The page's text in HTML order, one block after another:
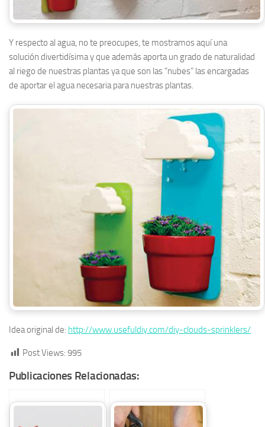
Y respecto al agua, no te preocupes, te mostramos aquí una
solución divertidísima y que además aporta un grado de naturalidad
al riego de nuestras plantas ya que son las “nubes” las encargadas
de aportar el agua necesaria para nuestras plantas.
Idea original de: http://www.usefuldiy.com/diy-clouds-sprinklers/
Post Views: 995
Publicaciones Relacionadas: